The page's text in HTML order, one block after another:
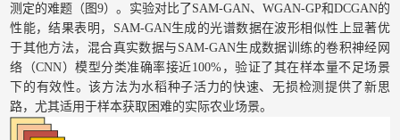
测定的难题（图9）。实验对比了SAM-GAN、WGAN-GP和DCGAN的
性能，结果表明，SAM-GAN生成的光谱数据在波形相似性上显著优
于其他方法，混合真实数据与SAM-GAN生成数据训练的卷积神经网
络（CNN）模型分类准确率接近100%，验证了其在样本量不足场景
下的有效性。该方法为水稻种子活力的快速、无损检测提供了新思
路，尤其适用于样本获取困难的实际农业场景。